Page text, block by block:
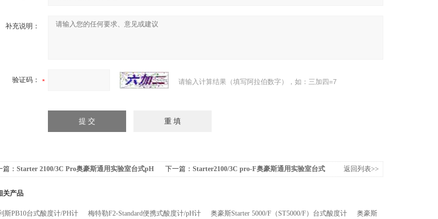
补充说明：
验证码： 请输入计算结果（填写阿拉伯数字），如：三加四=7
篇： Starter 2100/3C Pro奥豪斯通用实验室台式pH
下一篇： Starter2100/3C pro-F奥豪斯通用实验室台式
返回列表>>
关产品
斯PB10台式酸度计/PH计 梅特勒F2-Standard便携式酸度计/pH计 奥豪斯Starter 5000/F（ST5000/F）台式酸度计 奥豪斯